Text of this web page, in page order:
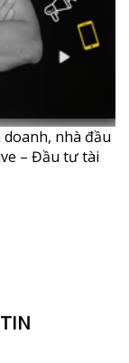
doanh, nhà đầu
– Đầu tư tài